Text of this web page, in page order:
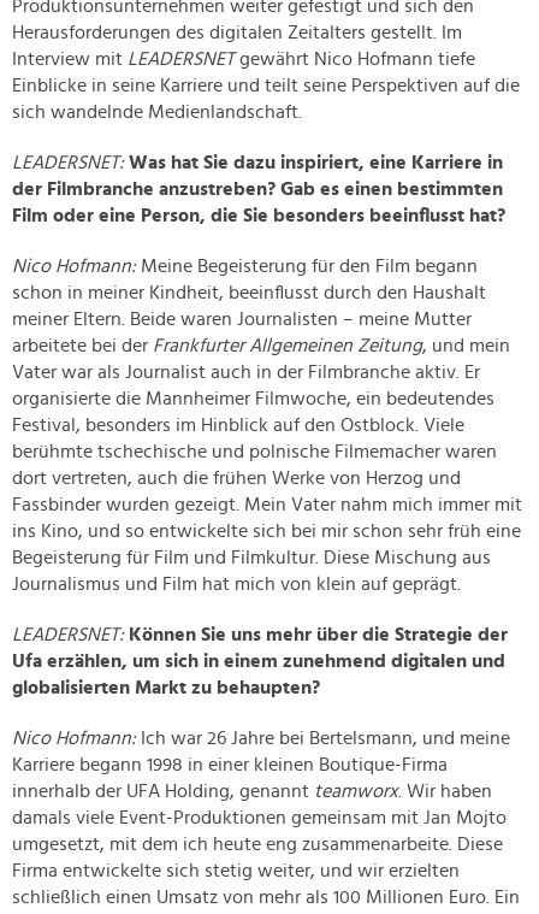
Produktionsunternehmen weiter gefestigt und sich den
Herausforderungen des digitalen Zeitalters gestellt. Im
Interview mit LEADERSNETgewährt Nico Hofmann tiefe
Einblicke in seine Karriere und teilt seine Perspektiven auf die
sich wandelnde Medienlandschaft.
LEADERSNET: Was hat Sie dazu inspiriert, eine Karriere in
der Filmbranche anzustreben? Gab es einen bestimmten
Film oder eine Person, die Sie besonders beeinflusst hat?
Nico Hofmann:Meine Begeisterung für den Film begann
schon in meiner Kindheit, beeinflusst durch den Haushalt
meiner Eltern. Beide waren Journalisten – meine Mutter
arbeitete bei der Frankfurter Allgemeinen Zeitung, und mein
Vater war als Journalist auch in der Filmbranche aktiv. Er
organisierte die Mannheimer Filmwoche, ein bedeutendes
Festival, besonders im Hinblick auf den Ostblock. Viele
berühmte tschechische und polnische Filmemacher waren
dort vertreten, auch die frühen Werke von Herzog und
Fassbinder wurden gezeigt. Mein Vater nahm mich immer mit
ins Kino, und so entwickelte sich bei mir schon sehr früh eine
Begeisterung für Film und Filmkultur. Diese Mischung aus
Journalismus und Film hat mich von klein auf geprägt.
LEADERSNET: Können Sie uns mehr über die Strategie der
Ufa erzählen, um sich in einem zunehmend digitalen und
globalisierten Markt zu behaupten?
Nico Hofmann:Ich war 26 Jahre bei Bertelsmann, und meine
Karriere begann 1998 in einer kleinen Boutique-Firma
innerhalb der UFA Holding, genannt teamworx. Wir haben
damals viele Event-Produktionen gemeinsam mit Jan Mojto
umgesetzt, mit dem ich heute eng zusammenarbeite. Diese
Firma entwickelte sich stetig weiter, und wir erzielten
schließlich einen Umsatz von mehr als 100 Millionen Euro. Ein